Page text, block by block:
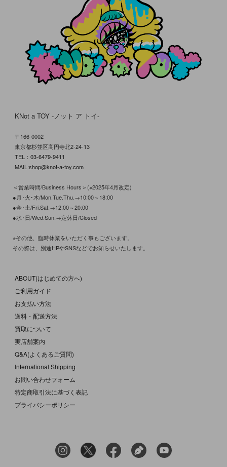
KNot a TOY -ノット ア トイ-
〒166-0002
東京都杉並区高円寺北2-24-13
TEL： 03-6479-9411
MAIL:shop@knot-a-toy.com
＜営業時間/Business Hours＞(※2025年4月改定)
●月･火･木/Mon.Tue.Thu.→10:00～18:00
●金･土/Fri.Sat.→12:00～20:00
●水･日/Wed.Sun.→定休日/Closed
※その他、臨時休業をいただく事もございます。
その際は、別途HPやSNSなどでお知らせいたします。
ABOUT(はじめての方へ)
ご利用ガイド
お支払い方法
送料・配送方法
買取について
実店舗案内
Q&A(よくあるご質問)
International Shipping
お問い合わせフォーム
特定商取引法に基づく表記
プライバシーポリシー